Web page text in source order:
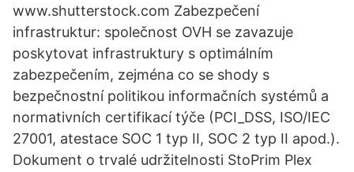
www.shutterstock.com Zabezpečení
infrastruktur: společnost OVH se zavazuje
poskytovat infrastruktury s optimálním
zabezpečením, zejména co se shody s
bezpečnostní politikou informačních systémů a
normativních certifikací týče (PCI_DSS, ISO/IEC
27001, atestace SOC 1 typ II, SOC 2 typ II apod.).
Dokument o trvalé udržitelnosti StoPrim Plex